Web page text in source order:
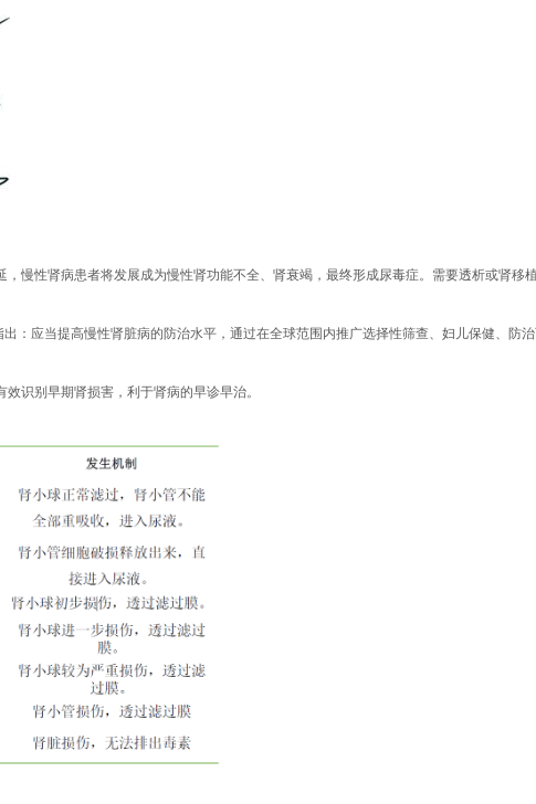
慢性肾病患者将发展成为慢性肾功能不全、肾衰竭，最终形成尿毒症。需要透析或肾移
：应当提高慢性肾脏病的防治水平，通过在全球范围内推广选择性筛查、妇儿保健、防
识别早期肾损害，利于肾病的早诊早治。